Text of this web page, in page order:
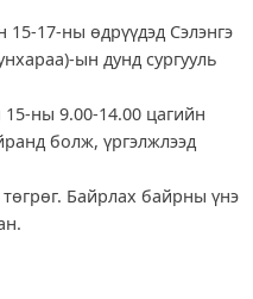
17-ны өдрүүдэд Сэлэнгэ
ын дунд сургууль
ны 9.00-14.00 цагийн
болж, үргэлжлээд
Байрлах байрны үнэ